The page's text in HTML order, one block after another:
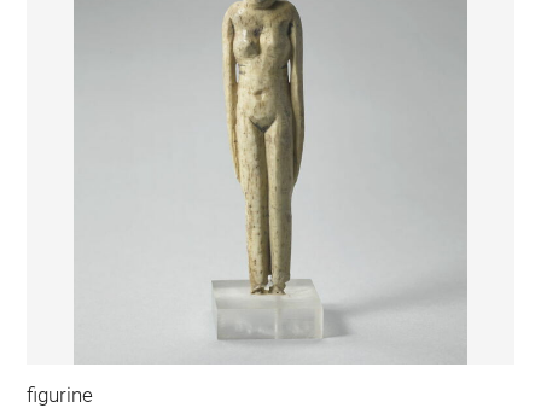
figurine